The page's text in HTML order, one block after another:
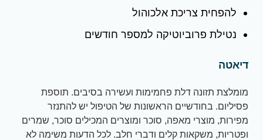
להפחית צריכת אלכוהול
נטילת פרוביוטיקה למספר חודשים
דיאטה
מומלצת תזונה דלת פחמימות ועשירה בסיבים. תוספת
פסיליום. בחודשיים הראשונות של הטיפול יש להתנזר
מפירות, מוצרי מאפה, סוכר ומוצרים המכילים סוכר, שמרים
ופטריות, משקאות קלים ודברי חלב. לכל הדעות משימה לא